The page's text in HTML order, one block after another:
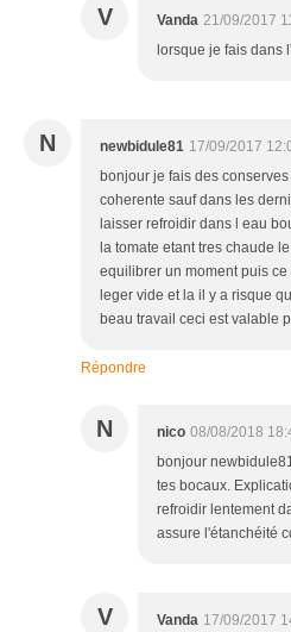
V Vanda 21/09/2017
lorsque je fais dans
N newbidule81 17/09/2017
bonjour je fais des
coherente sauf dans les
laisser refroidir dans l eau
la tomate etant tres chaude
equilibrer un moment puis
leger vide et la il y a risque
beau travail ceci est valable
Répondre
N nico 08/08/2018
bonjour
tes bocaux.
refroidir lentement
assure l'étanchéité
V Vanda 17/09/2017